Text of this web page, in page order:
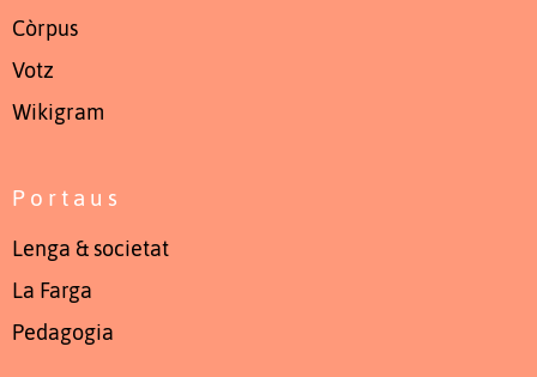
Còrpus
Votz
Wikigram
Portaus
Lenga & societat
La Farga
Pedagogia